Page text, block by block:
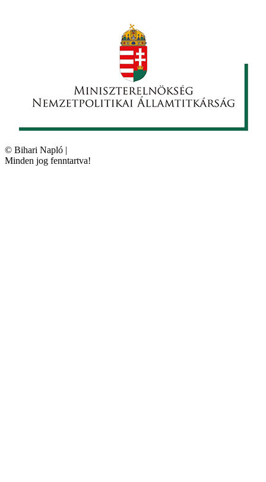
© Bihari Napló |
Minden jog fenntartva!